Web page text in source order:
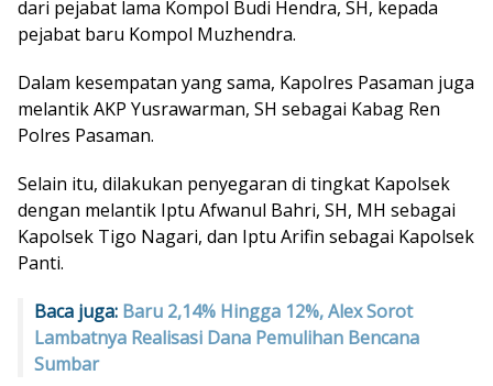
dari pejabat lama Kompol Budi Hendra, SH, kepada
pejabat baru Kompol Muzhendra.
Dalam kesempatan yang sama, Kapolres Pasaman juga
melantik AKP Yusrawarman, SH sebagai Kabag Ren
Polres Pasaman.
Selain itu, dilakukan penyegaran di tingkat Kapolsek
dengan melantik Iptu Afwanul Bahri, SH, MH sebagai
Kapolsek Tigo Nagari, dan Iptu Arifin sebagai Kapolsek
Panti.
Baca juga: Baru 2,14% Hingga 12%, Alex Sorot
Lambatnya Realisasi Dana Pemulihan Bencana
Sumbar